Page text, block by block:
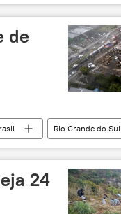
de
Rio Grande do Sul
24